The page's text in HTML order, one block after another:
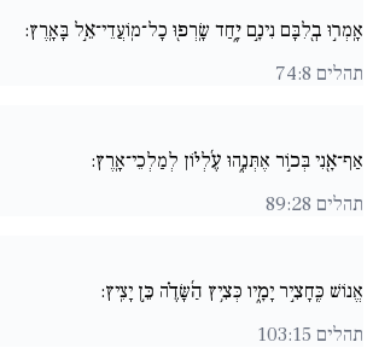
אָֽמְר֣וּ בְ֖לִבָּם נִינָ֣ם יָ֑חַד שָֽׂרְפ֖וּ כָל־מֽוֹעֲדֵי־אֵ֣ל בָּאָֽרֶץ:
תהלים 74:8
אַף־אָ֖נִי בְּכ֣וֹר אֶתְּנֵ֑הוּ עֶ֜לְי֗וֹן לְמַלְכֵי־אָֽרֶץ:
תהלים 89:28
אֱנוֹשׁ כֶּֽחָצִ֣יר יָמָ֑יו כְּצִ֥יץ הַ֜שָּׂדֶ֗ה כֵּ֣ן יָצִֽיץ:
תהלים 103:15